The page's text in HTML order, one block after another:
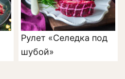
Рулет «Селедка под
шубой»